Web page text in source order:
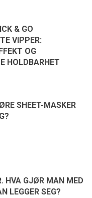
& GO
VIPPER:
OG
HOLDBARHET
SHEET-MASKER
HVA GJØR MAN MED
LEGGER SEG?